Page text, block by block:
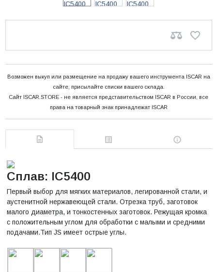
Возможен выкуп или размещение на продажу вашего инструмента ISCAR на
сайте, присылайте списки вашего склада.
Сайт ISCAR.STORE - не является представительством ISCAR в России, все
права на товарный знак принадлежат ISCAR
Сплав: IC5400
Первый выбор для мягких материалов, легированной стали, и
аустенитной нержавеющей стали. Отрезка труб, заготовок
малого диаметра, и тонкостенных заготовок. Режущая кромка
с положительным углом для обработки с малыми и средними
подачами.Тип JS имеет острые углы.